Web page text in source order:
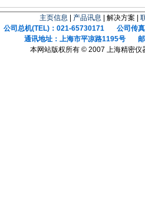
主页信息 产品讯息 | 解决方案 |
公司总机(TEL)：021-65730171 公司传真
通讯地址：上海市平凉路1195号 邮
本网站版权所有 © 2007 上海精密仪